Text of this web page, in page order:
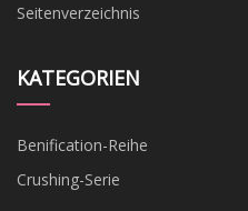
Seitenverzeichnis
KATEGORIEN
Benification-Reihe
Crushing-Serie